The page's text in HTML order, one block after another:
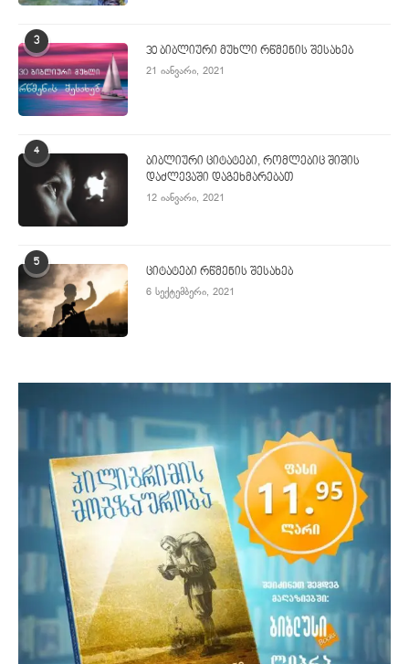
3
30 ბიბლიური მუხლი რწმენის შესახებ
21 იანვარი, 2021
4
ბიბლიური ციტატები, რომლებიც შიშის
დაძლევაში დაგეხმარებათ
12 იანვარი, 2021
5
ციტატები რწმენის შესახებ
6 სექტემბერი, 2021